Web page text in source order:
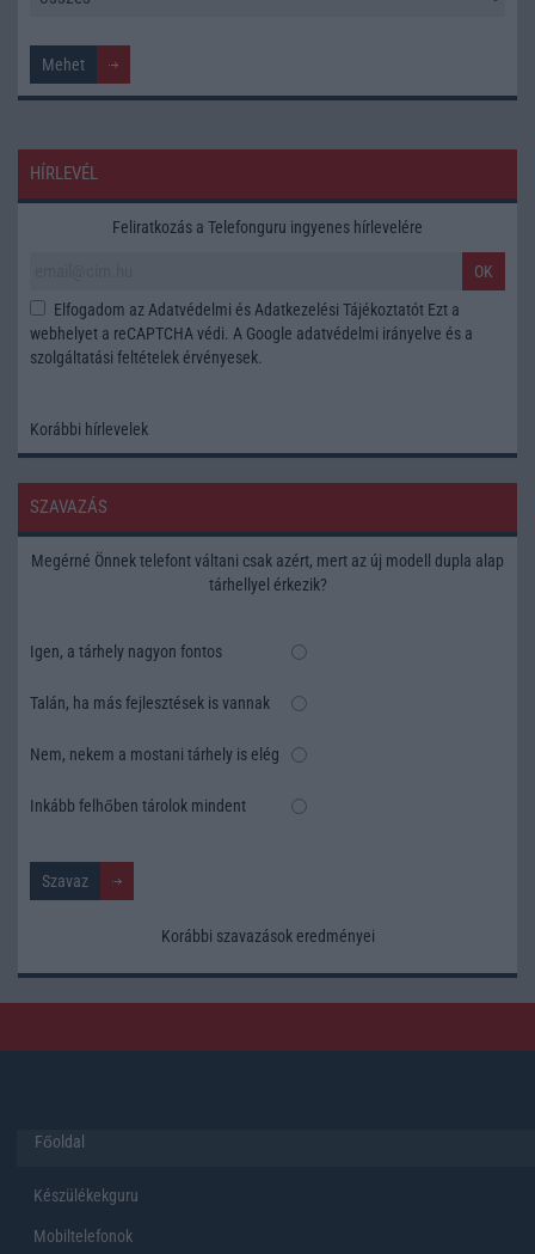
HÍRLEVÉL
Feliratkozás a Telefonguru ingyenes hírlevelére
OK
Elfogadom az Adatvédelmi és Adatkezelési Tájékoztatót Ezt a
webhelyet a reCAPTCHA védi. A Google adatvédelmi irányelve és a
szolgáltatási feltételek érvényesek.
Korábbi hírlevelek
SZAVAZÁS
Megérné Önnek telefont váltani csak azért, mert az új modell dupla alap
tárhellyel érkezik?
Igen, a tárhely nagyon fontos
Talán, ha más fejlesztések is vannak
Nem, nekem a mostani tárhely is elég
Inkább felhőben tárolok mindent
Korábbi szavazások eredményei
Főoldal
Készülékekguru
Mobiltelefonok